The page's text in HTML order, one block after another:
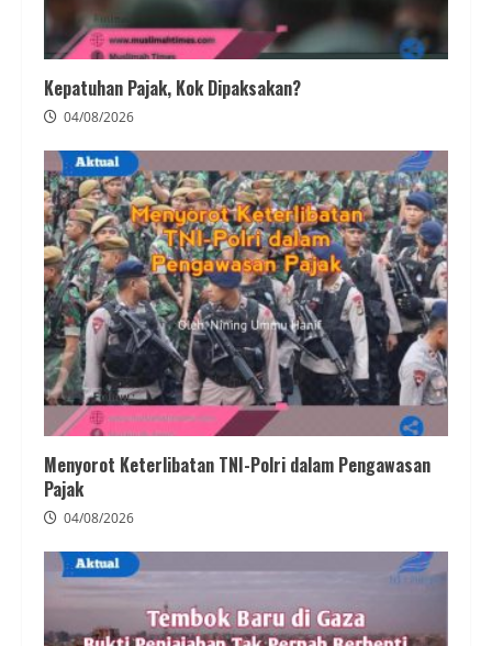
Kepatuhan Pajak, Kok Dipaksakan?
04/08/2026
Menyorot Keterlibatan TNI-Polri dalam Pengawasan
Pajak
04/08/2026